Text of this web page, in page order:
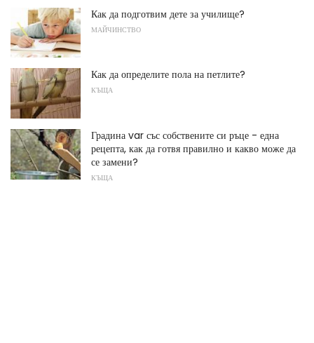
Как да подготвим дете за училище?
МАЙЧИНСТВО
Как да определите пола на петлите?
КЪЩА
Градина var със собствените си ръце - една
рецепта, как да готвя правилно и какво може да
се замени?
КЪЩА